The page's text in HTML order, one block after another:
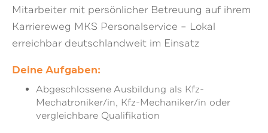
Mitarbeiter mit persönlicher Betreuung auf ihrem
Karriereweg MKS Personalservice – Lokal
erreichbar deutschlandweit im Einsatz
Deine Aufgaben:
Abgeschlossene Ausbildung als Kfz-
Mechatroniker/in, Kfz-Mechaniker/in oder
vergleichbare Qualifikation